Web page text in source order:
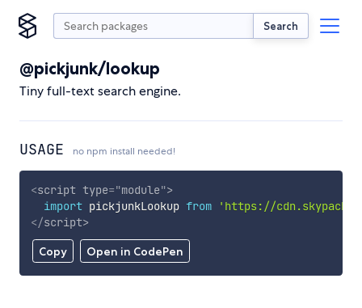
Search
@pickjunk/lookup
Tiny full-text search engine.
USAGE no npm install needed!
Copy Open in CodePen
<script type="module">
import pickjunkLookup from
'https://
</script>